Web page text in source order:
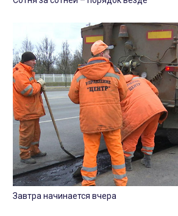
Завтра начинается вчера